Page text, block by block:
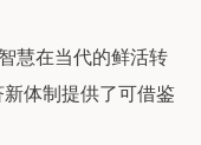
慧在当代的鲜活转
体制提供了可借鉴